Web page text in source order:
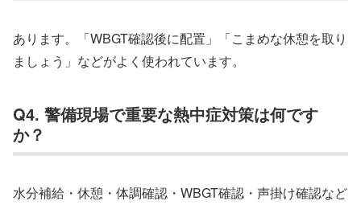
あります。「WBGT確認後に配置」「こまめな休憩を取り
ましょう」などがよく使われています。
Q4. 警備現場で重要な熱中症対策は何です
か？
水分補給・休憩・体調確認・WBGT確認・声掛け確認など